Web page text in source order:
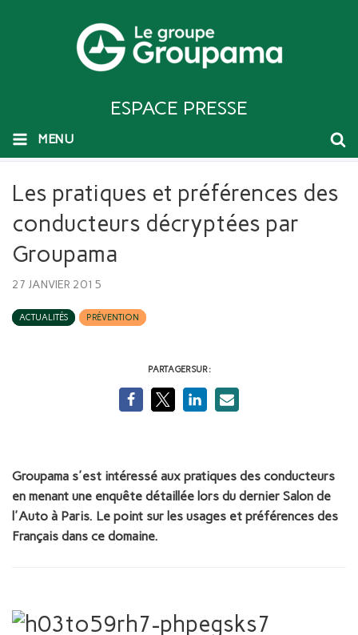
ESPACE PRESSE
MENU
Les pratiques et préférences des
conducteurs décryptées par
Groupama
27 JANVIER 2015
ACTUALITÉS PRÉVENTION
PARTAGER SUR :
Groupama s'est intéressé aux pratiques des conducteurs
en menant une enquête détaillée lors du dernier Salon de
l'Auto à Paris. Le point sur les usages et préférences des
Français dans ce domaine.